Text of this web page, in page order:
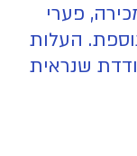
פערי
העלות
שנראית